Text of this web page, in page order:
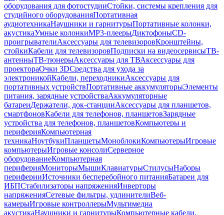
оборудования для фотостудииСтойки, системы крепления для
студийного оборудованияПортативная
аудиотехникаНаушники и гарнитурыПортативные колонки,
акустикаУмные колонкиMP3-плеерыДиктофоныCD-
проигрывателиАксессуары для телевизоровКронштейны,
стойкиКабели для телевизоровПодписки на видеосервисыТВ-
антенныТВ-тюнерыАксессуары для ТВАксессуары для
проектораОчки 3DСредства для ухода за
электроникойКабели, переходникиАксессуары для
портативных устройствПортативные аккумуляторыЭлементы
питания, зарядные устройстваАккумуляторные
батареиДержатели, док-станцииАксессуары для планшетов,
смартфоновКабели для телефонов, планшетовЗарядные
устройства для телефонов, планшетовКомпьютеры и
периферияКомпьютерная
техникаНоутбукиПланшетыМоноблокиКомпьютерыИгровые
компьютерыИгровые консолиСерверное
оборудованиеКомпьютерная
периферияМониторыМышиКлавиатурыСтилусыНаборы
периферииИсточники бесперебойного питанияБатареи для
ИБПСтабилизаторы напряженияИнверторы
напряженияСетевые фильтры, удлинителиВеб-
камерыИгровые контроллерыМультимедиа
акустикаНаушники и гарнитурыКомпьютерные кабели,